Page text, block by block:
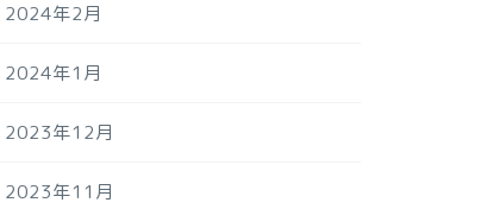
2024年2月
2024年1月
2023年12月
2023年11月